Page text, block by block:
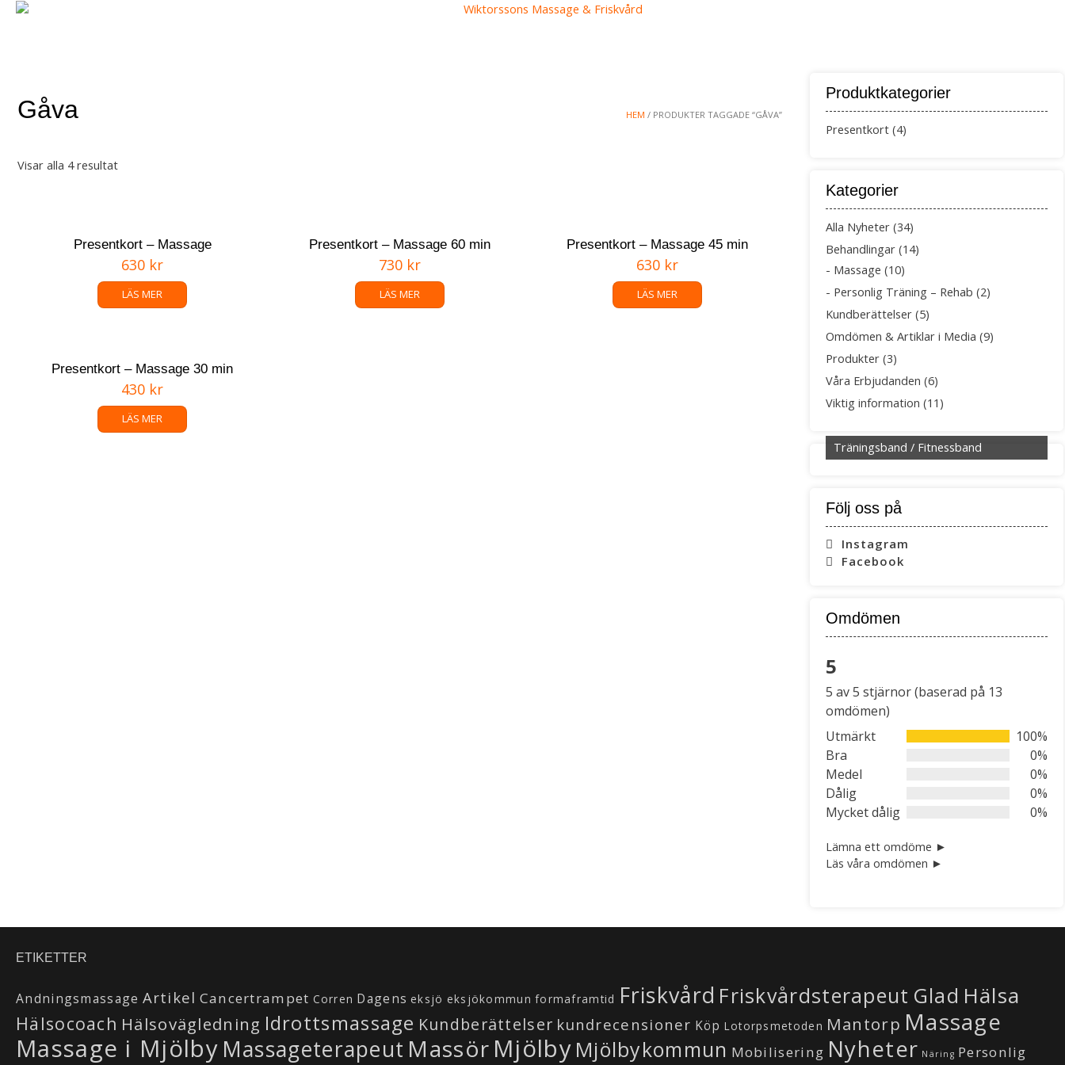
Skip
HEM / PRODUKTER TAGGADE “GÅVA”
Gåva
Visar alla 4 resultat
Presentkort – Massage
630 kr
LÄS MER
Presentkort – Massage 60 min
730 kr
LÄS MER
Presentkort – Massage 45 min
630 kr
LÄS MER
Presentkort – Massage 30 min
430 kr
LÄS MER
Produktkategorier
Presentkort (4)
Kategorier
Alla Nyheter (34)
Behandlingar (14)
Massage (10)
Personlig Träning – Rehab (2)
Kundberättelser (5)
Omdömen & Artiklar i Media (9)
Produkter (3)
Våra Erbjudanden (6)
Viktig information (11)
Träningsband / Fitnessband
Följ oss på
Instagram
Facebook
Omdömen
5
5
out
of
5
5 av 5 stjärnor (baserad på 13
omdömen)
Utmärkt
100%
Bra
0%
Medel
0%
Dålig
0%
Mycket dålig
0%
Lämna ett omdöme ►
Läs våra omdömen ►
ETIKETTER
Andningsmassage Artikel Cancertrampet Corren Dagens eksjö eksjökommun formaframtid Friskvård Friskvårdsterapeut Glad Hälsa
Hälsocoach Hälsovägledning Idrottsmassage Kundberättelser kundrecensioner Köp Lotorpsmetoden Mantorp Massage
Massage i Mjölby Massageterapeut Massör Mjölby Mjölbykommun Mobilisering Nyheter Näring Personlig